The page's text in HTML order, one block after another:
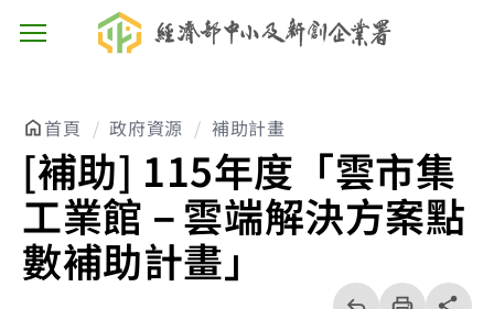
主選單按鈕
首頁 政府資源 補助計畫
[補助] 115年度「雲市集
工業館－雲端解決方案點
數補助計畫」 回
上 列